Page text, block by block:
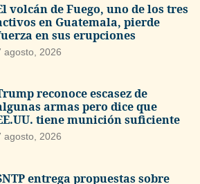
volcán de Fuego, uno de los tres
en Guatemala, pierde
en sus erupciones
agosto, 2026
reconoce escasez de
armas pero dice que
tiene munición suficiente
agosto, 2026
entrega propuestas sobre